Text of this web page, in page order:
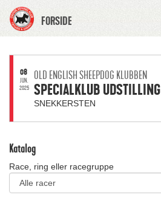
FORSIDE
08
JUN.
2025
OLD ENGLISH SHEEPDOG KLUBBEN
SPECIALKLUB UDSTILLING
SNEKKERSTEN
Katalog
Race, ring eller racegruppe